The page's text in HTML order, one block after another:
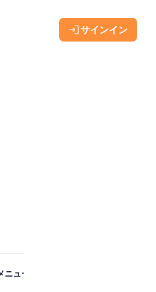
サインイン
ニュー